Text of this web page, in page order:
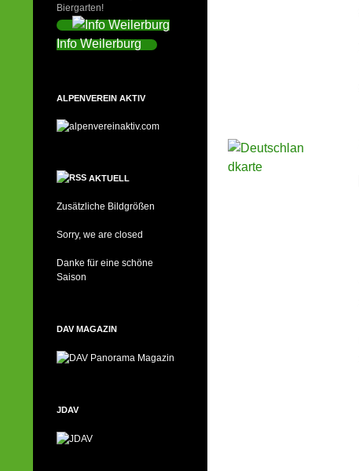
Biergarten!
Info Weilerburg
ALPENVEREIN AKTIV
AKTUELL
Zusätzliche Bildgrößen
Sorry, we are closed
Danke für eine schöne
Saison
DAV MAGAZIN
JDAV